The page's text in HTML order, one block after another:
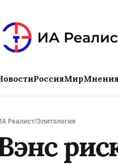
РоссияМирМнения
Реалист/Элитология